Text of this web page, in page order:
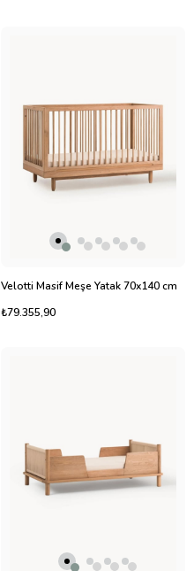
Velotti Masif Meşe Yatak 70x140 cm
₺79.355,90